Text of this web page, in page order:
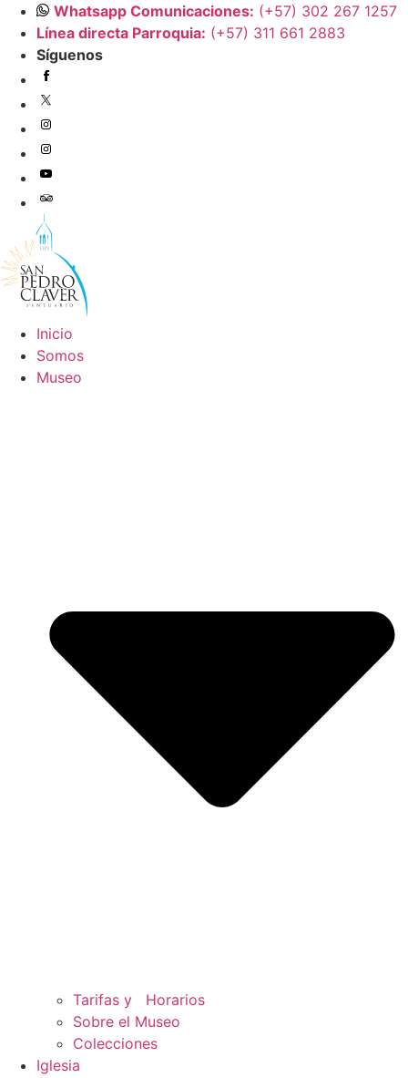
contenido
Whatsapp Comunicaciones: (+57) 302 267 1257
Línea directa Parroquia: (+57) 311 661 2883
Síguenos
Inicio
Somos
Museo
Tarifas y Horarios
Sobre el Museo
Colecciones
Iglesia